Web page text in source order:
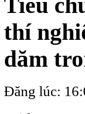
Tiêu
thí
dăm
Đăng lúc: